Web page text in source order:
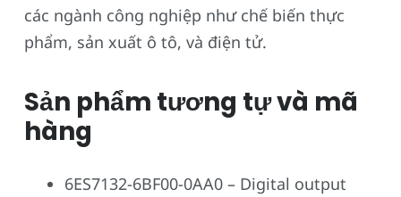
các ngành công nghiệp như chế biến thực
phẩm, sản xuất ô tô, và điện tử.
Sản phẩm tương tự và mã
hàng
6ES7132-6BF00-0AA0 – Digital output